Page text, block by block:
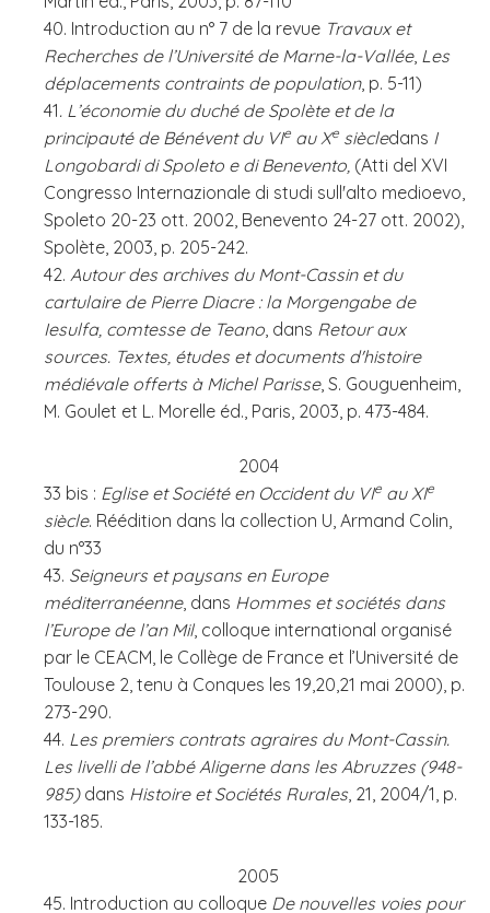
40. Introduction au n° 7 de la revue Travaux et
Recherches de l’Université de Marne-la-Vallée, Les
déplacements contraints de population, p. 5-11)
41. L’économie du duché de Spolète et de la
principauté de Bénévent du VIe au Xe siècledans I
Longobardi di Spoleto e di Benevento, (Atti del XVI
Congresso Internazionale di studi sull'alto medioevo,
Spoleto 20-23 ott. 2002, Benevento 24-27 ott. 2002),
Spolète, 2003, p. 205-242.
42. Autour des archives du Mont-Cassin et du
cartulaire de Pierre Diacre : la Morgengabe de
Iesulfa, comtesse de Teano, dans Retour aux
sources. Textes, études et documents d'histoire
médiévale offerts à Michel Parisse, S. Gouguenheim,
M. Goulet et L. Morelle éd., Paris, 2003, p. 473-484.
2004
33 bis : Eglise et Société en Occident du VIe au XIe
siècle. Réédition dans la collection U, Armand Colin,
du n°33
43. Seigneurs et paysans en Europe
méditerranéenne, dans Hommes et sociétés dans
l’Europe de l’an Mil, colloque international organisé
par le CEACM, le Collège de France et l’Université de
Toulouse 2, tenu à Conques les 19,20,21 mai 2000), p.
273-290.
44. Les premiers contrats agraires du Mont-Cassin.
Les livelli de l’abbé Aligerne dans les Abruzzes (948-
985)dans Histoire et Sociétés Rurales, 21, 2004/1, p.
133-185.
2005
45. Introduction au colloque De nouvelles voies pour